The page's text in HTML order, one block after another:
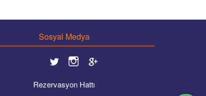
Sosyal Medya
Rezervasyon Hattı